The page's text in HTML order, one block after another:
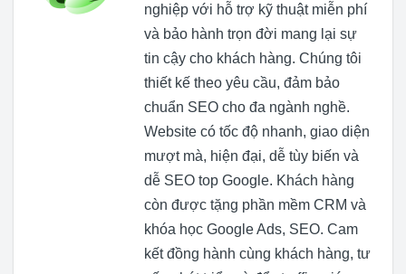
nghiệp với hỗ trợ kỹ thuật miễn phí
và bảo hành trọn đời mang lại sự
tin cậy cho khách hàng. Chúng tôi
thiết kế theo yêu cầu, đảm bảo
chuẩn SEO cho đa ngành nghề.
Website có tốc độ nhanh, giao diện
mượt mà, hiện đại, dễ tùy biến và
dễ SEO top Google. Khách hàng
còn được tặng phần mềm CRM và
khóa học Google Ads, SEO. Cam
kết đồng hành cùng khách hàng, tư